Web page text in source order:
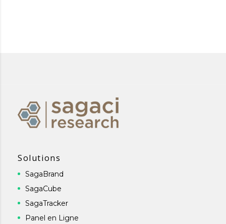
Solutions
SagaBrand
SagaCube
SagaTracker
Panel en Ligne